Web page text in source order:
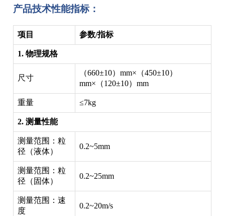
产品技术性能指标：
项目 参数/指标
1. 物理规格
尺寸
（660±10）mm×（450±10）
mm×（120±10）mm
重量 ≤7kg
2. 测量性能
测量范围：粒
径（液体）
0.2~5mm
测量范围：粒
径（固体）
0.2~25mm
测量范围：速
度
0.2~20m/s